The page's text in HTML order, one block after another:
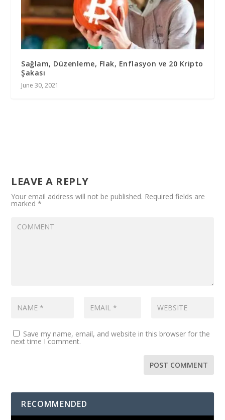
Sağlam, Düzenleme, Flak, Enflasyon ve 20 Kripto
Şakası
June 30, 2021
LEAVE A REPLY
Your email address will not be published. Required fields are
marked*
Save my name, email, and website in this browser for the
next time I comment.
RECOMMENDED